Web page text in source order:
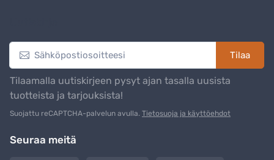
Tilaa
Tilaamalla uutiskirjeen pysyt ajan tasalla uusista
tuotteista ja tarjouksista!
Suojattu reCAPTCHA-palvelun avulla. Tietosuoja ja käyttöehdot
Seuraa meitä